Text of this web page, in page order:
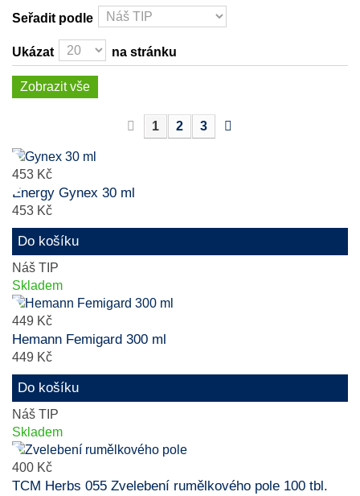
Seřadit podle
Ukázat na stránku
Zobrazit vše
1 2 3
453 Kč
Energy Gynex 30 ml
453 Kč
Do košíku
Náš TIP
Skladem
449 Kč
Hemann Femigard 300 ml
449 Kč
Do košíku
Náš TIP
Skladem
400 Kč
TCM Herbs 055 Zvelebení rumělkového pole 100 tbl.